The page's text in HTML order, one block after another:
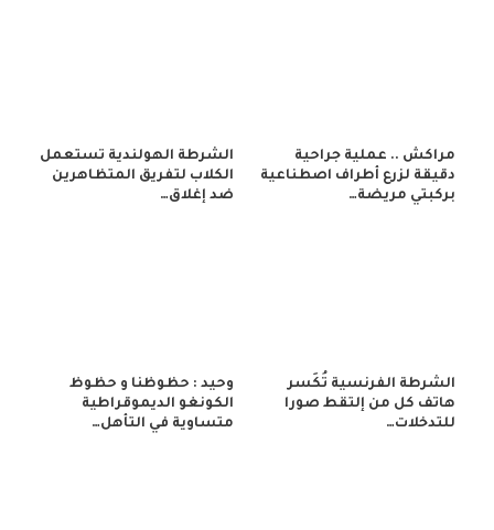
مراكش .. عملية جراحية
دقيقة لزرع أطراف اصطناعية
بركبتي مريضة…
الشرطة الهولندية تستعمل
الكلاب لتفريق المتظاهرين
ضد إغلاق…
الشرطة الفرنسية تُكَسر
هاتف كل من إلتقط صورا
للتدخلات…
وحيد : حظوظنا و حظوظ
الكونغو الديموقراطية
متساوية في التأهل…